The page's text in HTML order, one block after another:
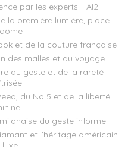
par les experts
AI2
la première lumière, place
et de la couture française
des malles et du voyage
du geste et de la rareté
du No 5 et de la liberté
du geste informel
et l’héritage américain